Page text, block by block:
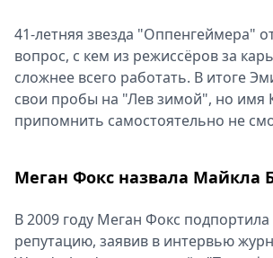
41-летняя звезда "Оппенгеймера"
вопрос, с кем из режиссёров за
сложнее всего работать. В итоге
свои пробы на "Лев зимой", но имя
припомнить самостоятельно не
Меган Фокс назвала Майкла
В 2009 году Меган Фокс подпортила
репутацию, заявив в интервью